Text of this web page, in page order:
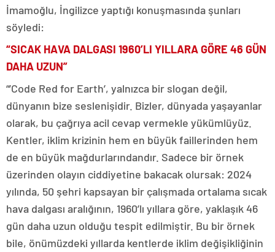
İmamoğlu, İngilizce yaptığı konuşmasında şunları
söyledi:
“SICAK HAVA DALGASI 1960’LI YILLARA GÖRE 46 GÜN
DAHA UZUN”
“’Code Red for Earth’, yalnızca bir slogan değil,
dünyanın bize seslenişidir. Bizler, dünyada yaşayanlar
olarak, bu çağrıya acil cevap vermekle yükümlüyüz.
Kentler, iklim krizinin hem en büyük faillerinden hem
de en büyük mağdurlarındandır. Sadece bir örnek
üzerinden olayın ciddiyetine bakacak olursak: 2024
yılında, 50 şehri kapsayan bir çalışmada ortalama sıcak
hava dalgası aralığının, 1960’lı yıllara göre, yaklaşık 46
gün daha uzun olduğu tespit edilmiştir. Bu bir örnek
bile, önümüzdeki yıllarda kentlerde iklim değişikliğinin